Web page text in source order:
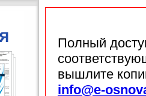
Полный
вышлите
info@e-